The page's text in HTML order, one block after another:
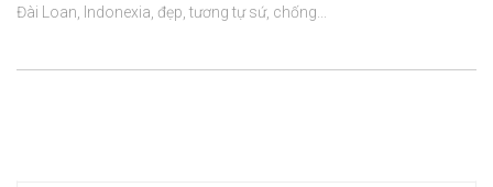
Đài Loan, Indonexia, đẹp, tương tự sứ, chống...